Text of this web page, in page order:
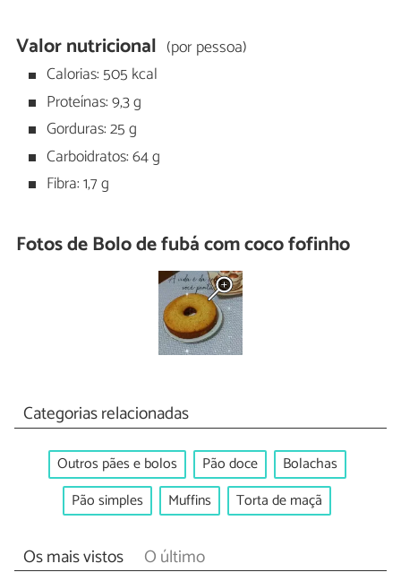
Valor nutricional (por pessoa)
Calorias: 505 kcal
Proteínas: 9,3 g
Gorduras: 25 g
Carboidratos: 64 g
Fibra: 1,7 g
Fotos de Bolo de fubá com coco fofinho
Categorias relacionadas
Outros pães e bolos Pão doce
Bolachas
Pão simples
Muffins Torta de maçã
Os mais vistos O último